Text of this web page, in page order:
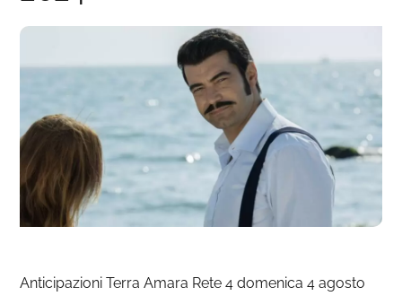
Anticipazioni Terra Amara Rete 4 domenica 4 agosto